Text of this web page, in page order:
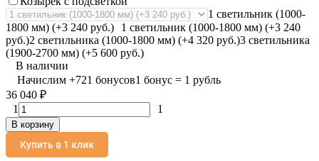
1 светильник (1000-
1800 мм) (+3 240 руб.)
1 светильник (1000-1800 мм) (+3 240
руб.)2 светильника (1000-1800 мм) (+4 320 руб.)3 светильника
(1900-2700 мм) (+5 600 руб.)
В наличии
Начислим +721 бонусов1 бонус = 1 рубль
36 040 ₽
1
1
В корзину
Купить в 1 клик